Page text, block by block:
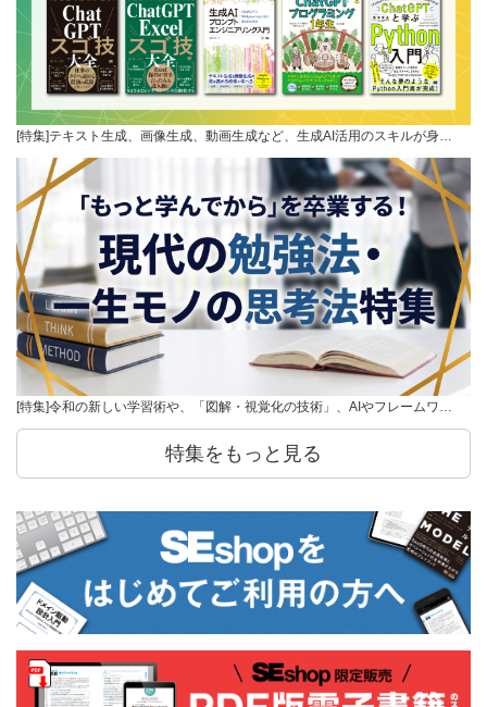
[特集]テキスト生成、画像生成、動画生成など、生成AI活用のスキルが身…
[特集]令和の新しい学習術や、「図解・視覚化の技術」、AIやフレームワ…
特集をもっと見る